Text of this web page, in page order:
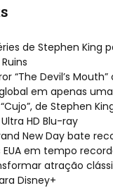
de Stephen King
“The Devil’s
em apenas
de Stephen
HD Blu-ray
New Day bate
em tempo
atração
Disney+